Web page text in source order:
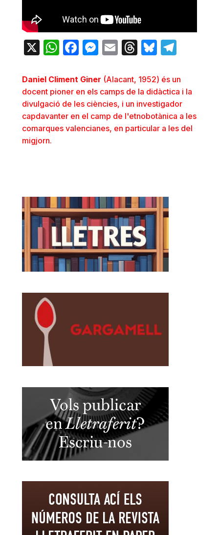
X WhatsApp
Facebook
Messenger
EmailThreads
Bluesky
Daniel Climent Giner (Alacant, 1952) és un
docent pioner en els camps de la didàctica i la
divulgació de les ciències, i un investigador
capdavanter en el camp de l'etnobotànica a les
comarques valencianes, en particular a les del
migjorn.